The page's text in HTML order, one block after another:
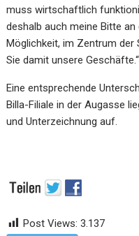
muss wirtschaftlich
deshalb auch meine Bitte an
Möglichkeit, im Zentrum
Sie damit unsere Geschäfte.“
Eine entsprechende
Billa-Filiale in der Augasse
und Unterzeichnung auf.
Post Views: 3.137